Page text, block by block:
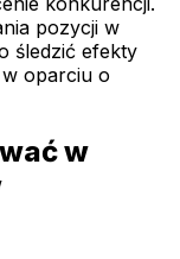
pozycji w
śledzić efekty
w oparciu o
w